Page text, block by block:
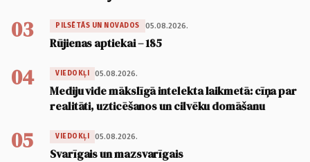
03 PILSĒTĀS UN NOVADOS 05.08.2026.
Rūjienas aptiekai – 185
04 VIEDOKĻI 05.08.2026.
Mediju vide mākslīgā intelekta laikmetā: cīņa par
realitāti, uzticēšanos un cilvēku domāšanu
05 VIEDOKĻI 05.08.2026.
Svarīgais un mazsvarīgais